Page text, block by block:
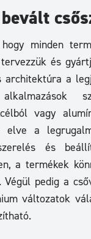
minden
és
architektúra a
vagy
elve a
és
a termékek
Végül pedig a
változatok